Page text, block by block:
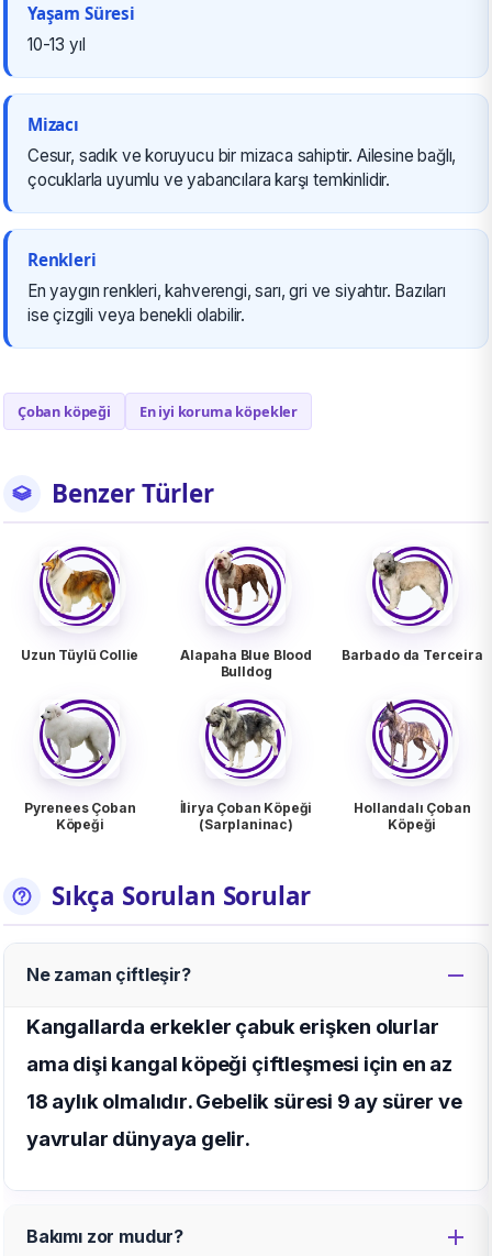
Yaşam Süresi
10-13 yıl
Mizacı
Cesur, sadık ve koruyucu bir mizaca sahiptir. Ailesine bağlı,
çocuklarla uyumlu ve yabancılara karşı temkinlidir.
Renkleri
En yaygın renkleri, kahverengi, sarı, gri ve siyahtır. Bazıları
ise çizgili veya benekli olabilir.
Çoban köpeği En iyi koruma köpekler
Benzer Türler
Uzun Tüylü Collie
Alapaha Blue Blood
Bulldog
Barbado da Terceira
Pyrenees Çoban
Köpeği
İlirya Çoban Köpeği
(Sarplaninac)
Hollandalı Çoban
Köpeği
Sıkça Sorulan Sorular
Ne zaman çiftleşir?
Kangallarda erkekler çabuk erişken olurlar
ama dişi kangal köpeği çiftleşmesi için en az
18 aylık olmalıdır. Gebelik süresi 9 ay sürer ve
yavrular dünyaya gelir.
Bakımı zor mudur?